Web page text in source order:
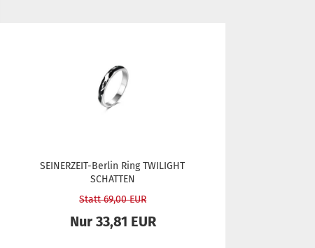
SEINERZEIT-​​Ber­lin Ring TWI­LIGHT
SCHAT­TEN
Statt 69,00 EUR
Nur 33,81 EUR